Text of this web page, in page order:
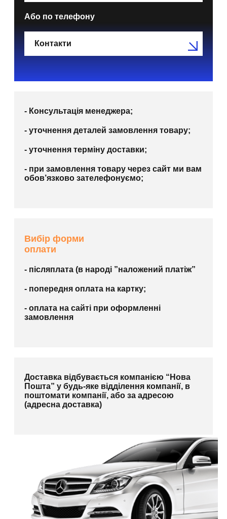
Або по телефону
Контакти
- Консультація менеджера;
- уточнення деталей замовлення товару;
- уточнення терміну доставки;
- при замовлення товару через сайт ми вам
обов’язково зателефонуємо;
Вибір форми
оплати
- післяплата (в народі ”наложений платіж”
- попередня оплата на картку;
- оплата на сайті при оформленні
замовлення
Доставка відбувається компанією “Нова
Пошта” у будь-яке відділення компанії, в
поштомати компанії, або за адресою
(адресна доставка)